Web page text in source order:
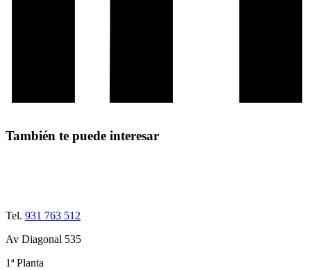
También te puede interesar
Tel. 931 763 512
Av Diagonal 535
1ª Planta